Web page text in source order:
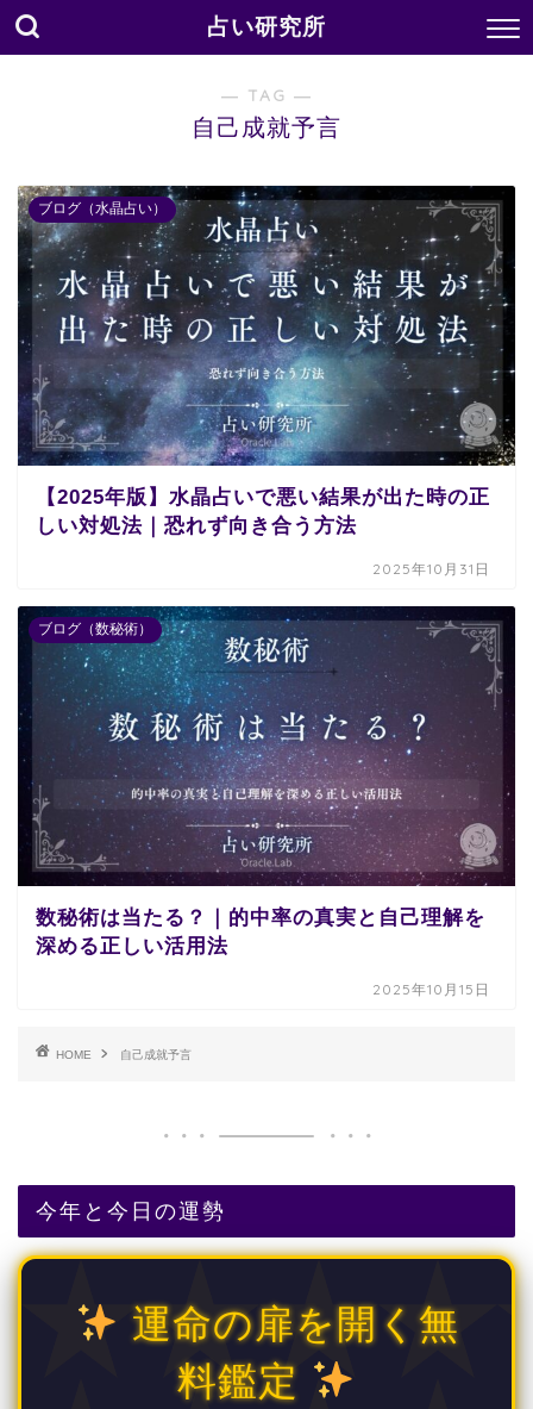
占い研究所
― TAG ―
自己成就予言
ブログ（水晶占い）
【2025年版】水晶占いで悪い結果が出た時の正
しい対処法｜恐れず向き合う方法
2025年10月31日
ブログ（数秘術）
数秘術は当たる？｜的中率の真実と自己理解を
深める正しい活用法
2025年10月15日
HOME 自己成就予言
今年と今日の運勢
運命の扉を開く無
料鑑定